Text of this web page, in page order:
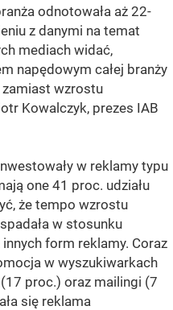
odnotowała aż 22-
z danymi na temat
mediach widać,
napędowym całej branży
wzrostu
Kowalczyk, prezes IAB
w reklamy typu
one 41 proc. udziału
że tempo wzrostu
w stosunku
form reklamy. Coraz
w wyszukiwarkach
proc.) oraz mailingi (7
się reklama